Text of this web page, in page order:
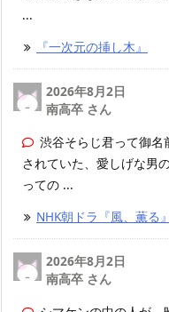
...
『一次元の挿し木』
2026年8月2日
南高卒 さん
渋谷そらじ君って御
されていた、愛しげな男
っての ...
NHK朝ドラ『風、薫る』
2026年8月2日
南高卒 さん